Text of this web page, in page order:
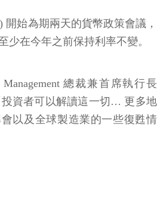
開始為期兩天的貨幣政策會議，
少在今年之前保持利率不變。
Management 總裁兼首席執行長
投資者可以解讀這一切… 更多地
以及全球製造業的一些復甦情